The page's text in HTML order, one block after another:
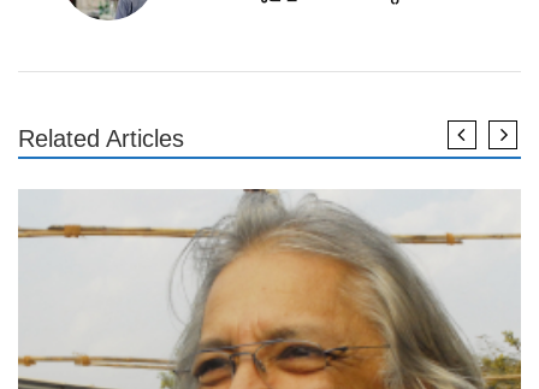
Related Articles